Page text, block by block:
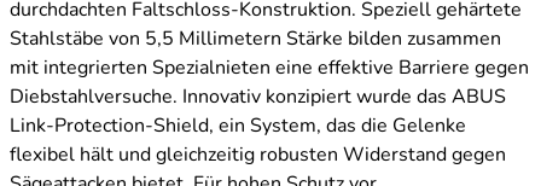
durchdachten Faltschloss-Konstruktion. Speziell gehärtete
Stahlstäbe von 5,5 Millimetern Stärke bilden zusammen
mit integrierten Spezialnieten eine effektive Barriere gegen
Diebstahlversuche. Innovativ konzipiert wurde das ABUS
Link-Protection-Shield, ein System, das die Gelenke
flexibel hält und gleichzeitig robusten Widerstand gegen